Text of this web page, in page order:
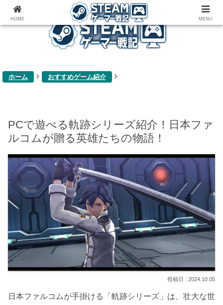
ゲーム関連雑記ブログ
ホーム おすすめゲーム紹介
PCで遊べる軌跡シリーズ紹介！日本ファ
ルコムが贈る英雄たちの物語！
2024.10.05
日本ファルコムが手掛ける「軌跡シリーズ」は、壮大な世
HOME MENU